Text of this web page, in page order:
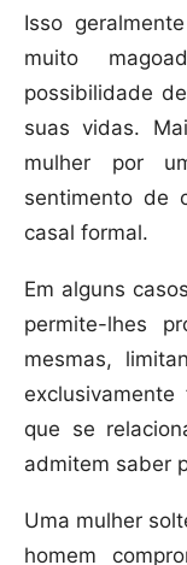
Isso
muito
possibilidade
suas vidas.
mulher por
sentimento de
casal formal.
Em alguns
permite-lhes
mesmas,
que se
admitem saber
Uma mulher
homem